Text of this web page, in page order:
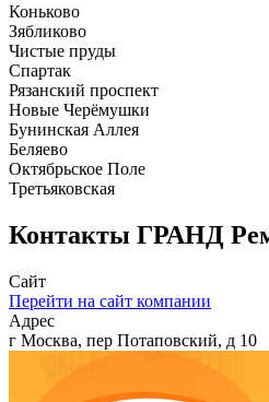
Коньково
Зябликово
Чистые пруды
Спартак
Рязанский проспект
Новые Черёмушки
Бунинская Аллея
Беляево
Октябрьское Поле
Третьяковская
Контакты ГРАНД
Сайт
Перейти на сайт компании
Адрес
г Москва, пер Потаповский, д 10